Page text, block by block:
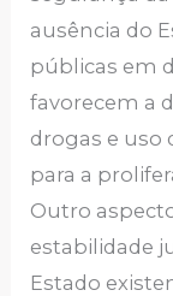
ausência do
públicas em
favorecem a
drogas e uso
para a
Outro
estabilidade
Estado